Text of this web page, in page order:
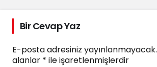
Bir Cevap Yaz
E-posta adresiniz yayınlanmayacak.
alanlar * ile işaretlenmişlerdir